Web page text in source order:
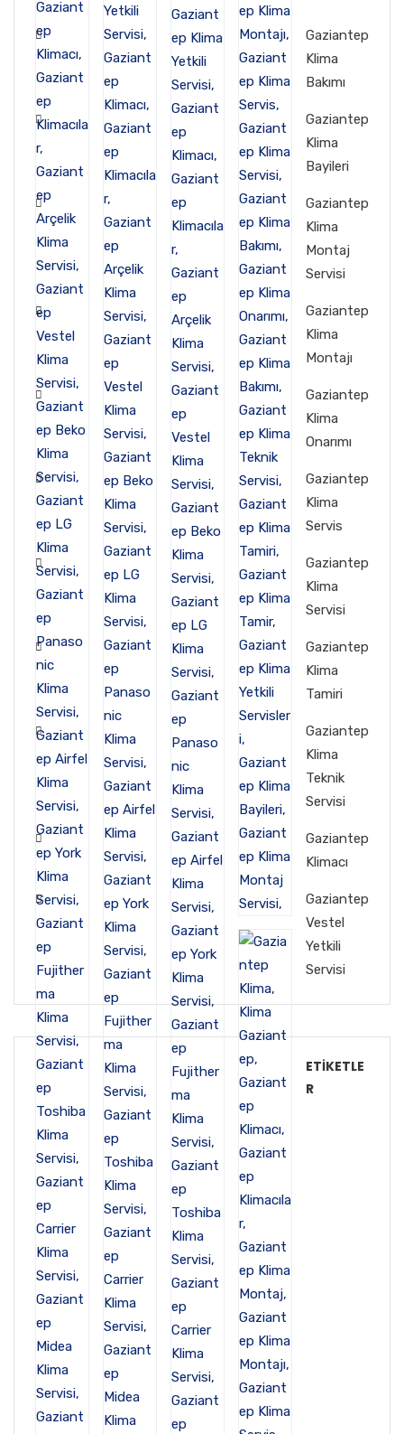
Gaziantep
Klima
Bakımı
Gaziantep
Klima
Bayileri
Gaziantep
Klima
Montaj
Servisi
Gaziantep
Klima
Montajı
Gaziantep
Klima
Onarımı
Gaziantep
Klima
Servis
Gaziantep
Klima
Servisi
Gaziantep
Klima
Tamiri
Gaziantep
Klima
Teknik
Servisi
Gaziantep
Klimacı
Gaziantep
Vestel
Yetkili
Servisi
ETIKETLE
R